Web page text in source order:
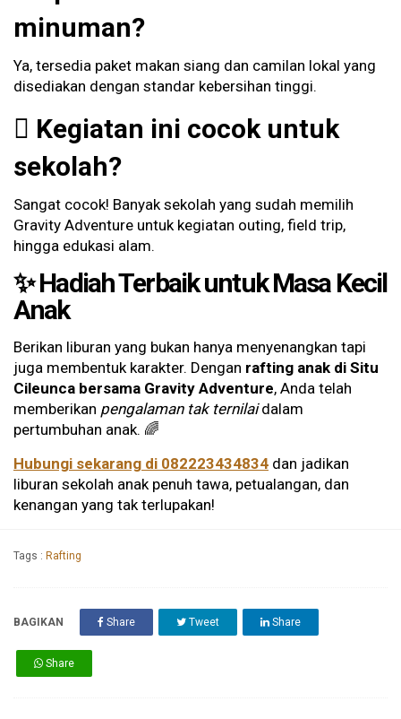
minuman?
Ya, tersedia paket makan siang dan camilan lokal yang
disediakan dengan standar kebersihan tinggi.
Kegiatan ini cocok untuk
sekolah?
Sangat cocok! Banyak sekolah yang sudah memilih
Gravity Adventure untuk kegiatan outing, field trip,
hingga edukasi alam.
✨ Hadiah Terbaik untuk Masa Kecil
Anak
Berikan liburan yang bukan hanya menyenangkan tapi
juga membentuk karakter. Dengan rafting anak di Situ
Cileunca bersama Gravity Adventure, Anda telah
memberikan pengalaman tak ternilaidalam
pertumbuhan anak. 🌈
Hubungi sekarang di 082223434834 dan jadikan
liburan sekolah anak penuh tawa, petualangan, dan
kenangan yang tak terlupakan!
Tags : Rafting
BAGIKAN Share Tweet Share
Share